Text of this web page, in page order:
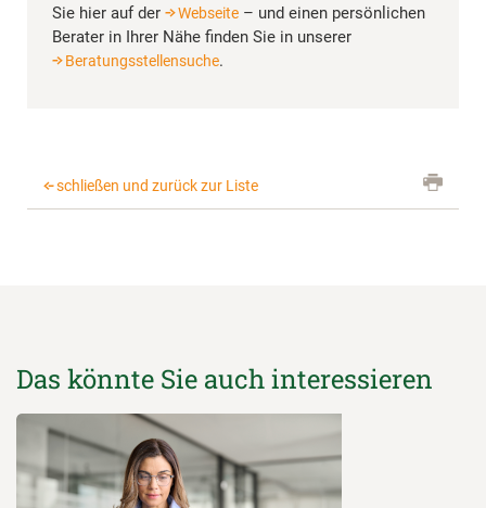
Sie hier auf der
Webseite – und einen persönlichen
Berater in Ihrer Nähe finden Sie in unserer
Beratungsstellensuche.
schließen und zurück zur Liste
Das könnte Sie auch interessieren